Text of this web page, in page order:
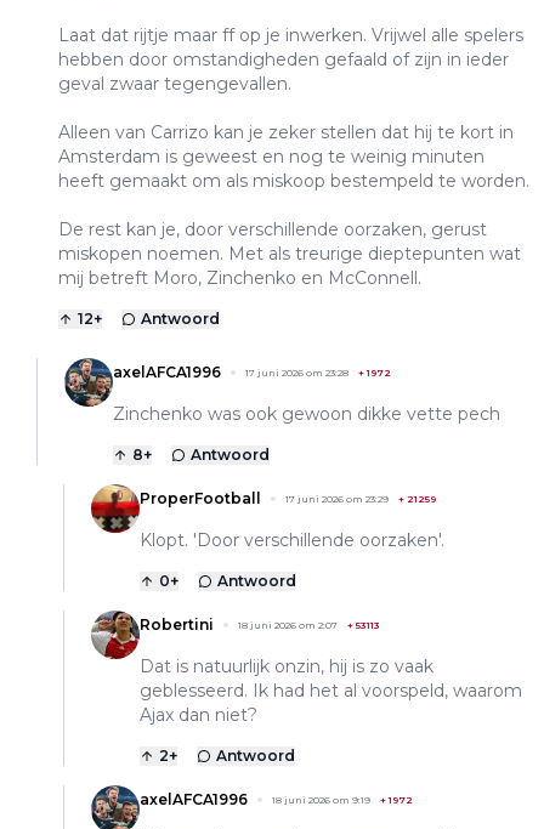
Laat dat rijtje maar ff op je inwerken. Vrijwel alle spelers
hebben door omstandigheden gefaald of zijn in ieder
geval zwaar tegengevallen.
Alleen van Carrizo kan je zeker stellen dat hij te kort in
Amsterdam is geweest en nog te weinig minuten
heeft gemaakt om als miskoop bestempeld te worden.
De rest kan je, door verschillende oorzaken, gerust
miskopen noemen. Met als treurige dieptepunten wat
mij betreft Moro, Zinchenko en McConnell.
12+ Antwoord
axelAFCA1996 17 juni 2026 om 23:28 +1972
Zinchenko was ook gewoon dikke vette pech
8+ Antwoord
ProperFootball 17 juni 2026 om 23:29 + 21259
Klopt. 'Door verschillende oorzaken'.
0+ Antwoord
Robertini 18 juni 2026 om 2:07 +53113
Dat is natuurlijk onzin, hij is zo vaak
geblesseerd. Ik had het al voorspeld, waarom
Ajax dan niet?
2+ Antwoord
axelAFCA1996 18 juni 2026 om 9:19 +1972